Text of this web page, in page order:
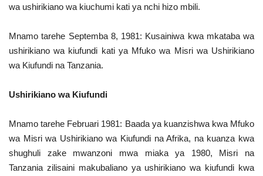
wa ushirikiano wa kiuchumi kati ya nchi hizo mbili.
Mnamo tarehe Septemba 8, 1981: Kusainiwa kwa mkataba wa
ushirikiano wa kiufundi kati ya Mfuko wa Misri wa Ushirikiano
wa Kiufundi na Tanzania.
Ushirikiano wa Kiufundi
Mnamo tarehe Februari 1981: Baada ya kuanzishwa kwa Mfuko
wa Misri wa Ushirikiano wa Kiufundi na Afrika, na kuanza kwa
shughuli zake mwanzoni mwa miaka ya 1980, Misri na
Tanzania zilisaini makubaliano ya ushirikiano wa kiufundi kwa